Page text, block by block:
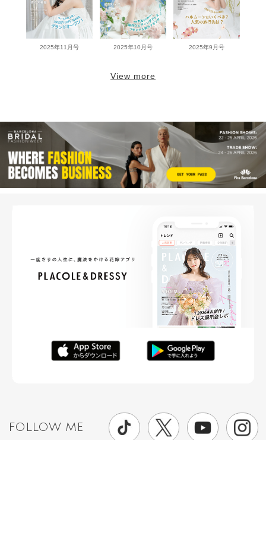
2025年11月号 2025年10月号 2025年9月号
View more
FOLLOW ME